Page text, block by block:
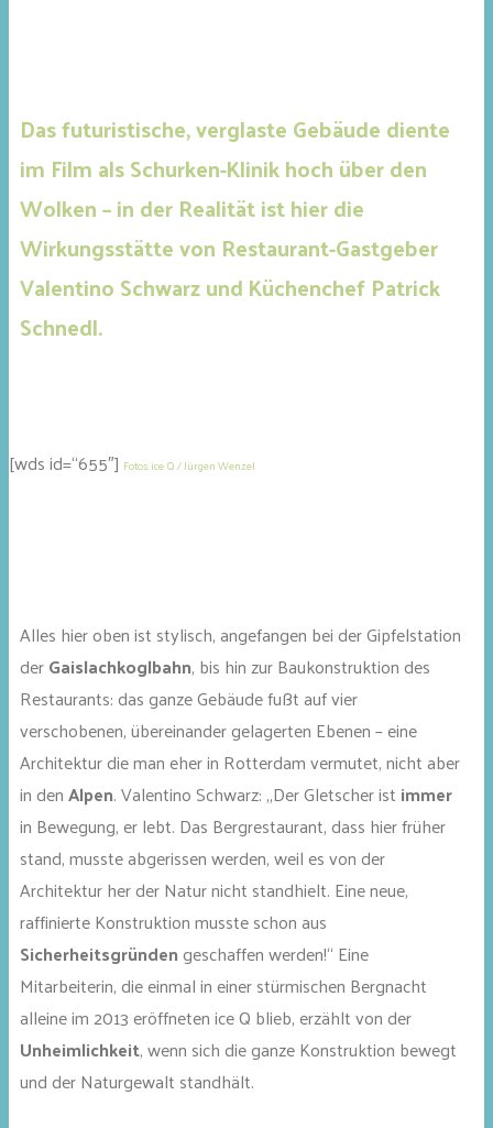
Das futuristische, verglaste Gebäude diente
im Film als Schurken-Klinik hoch über den
Wolken – in der Realität ist hier die
Wirkungsstätte von Restaurant-Gastgeber
Valentino Schwarz und Küchenchef Patrick
Schnedl.
[wds id=“655″] Fotos: ice Q / Jürgen Wenzel
Alles hier oben ist stylisch, angefangen bei der Gipfelstation
derGaislachkoglbahn, bis hin zur Baukonstruktion des
Restaurants: das ganze Gebäude fußt auf vier
verschobenen, übereinander gelagerten Ebenen – eine
Architektur die man eher in Rotterdam vermutet, nicht aber
in denAlpen. Valentino Schwarz: „Der Gletscher ist immer
in Bewegung, er lebt. Das Bergrestaurant, dass hier früher
stand, musste abgerissen werden, weil es von der
Architektur her der Natur nicht standhielt. Eine neue,
raffinierte Konstruktion musste schon aus
Sicherheitsgründen geschaffen werden!“ Eine
Mitarbeiterin, die einmal in einer stürmischen Bergnacht
alleine im 2013 eröffneten ice Q blieb, erzählt von der
Unheimlichkeit, wenn sich die ganze Konstruktion bewegt
und der Naturgewalt standhält.